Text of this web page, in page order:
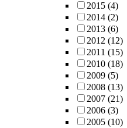
2015 (4)
2014 (2)
2013 (6)
2012 (12)
2011 (15)
2010 (18)
2009 (5)
2008 (13)
2007 (21)
2006 (3)
2005 (10)